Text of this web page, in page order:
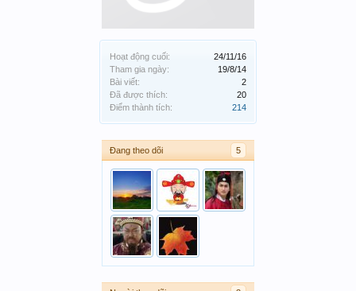
Hoạt động cuối:
24/11/16
Tham gia ngày:
19/8/14
Bài viết:
2
Đã được thích:
20
Điểm thành tích:
214
Đang theo dõi 5